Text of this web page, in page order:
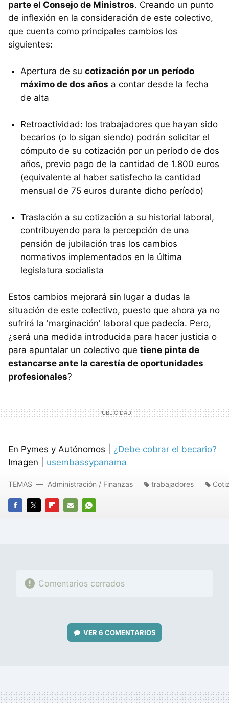
parte el Consejo de Ministros. Creando un punto
de inflexión en la consideración de este colectivo,
que cuenta como principales cambios los
siguientes:
Apertura de su cotización por un período
máximo de dos años a contar desde la fecha
de alta
Retroactividad: los trabajadores que hayan sido
becarios (o lo sigan siendo) podrán solicitar el
cómputo de su cotización por un período de dos
años, previo pago de la cantidad de 1.800 euros
(equivalente al haber satisfecho la cantidad
mensual de 75 euros durante dicho período)
Traslación a su cotización a su historial laboral,
contribuyendo para la percepción de una
pensión de jubilación tras los cambios
normativos implementados en la última
legislatura socialista
Estos cambios mejorará sin lugar a dudas la
situación de este colectivo, puesto que ahora ya no
sufrirá la 'marginación' laboral que padecía. Pero,
¿será una medida introducida para hacer justicia o
para apuntalar un colectivo que tiene pinta de
estancarse ante la carestía de oportunidades
profesionales?
En Pymes y Autónomos | ¿Debe cobrar el becario?
Imagen | usembassypanama
FACEBOOK
TWITTERFLIPBOARD
E-
WHATSAPP
TEMAS Administración / Finanzas trabajadores
Comentarios cerrados
VER 6 COMENTARIOS